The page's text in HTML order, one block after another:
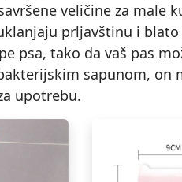
veličine za male
prljavštinu i
psa, tako da vaš pas
sapunom, on
upotrebu.